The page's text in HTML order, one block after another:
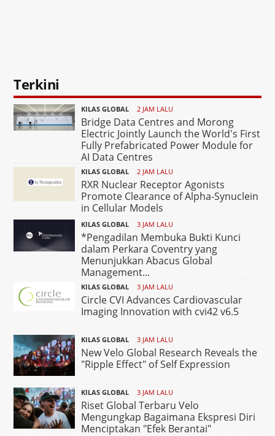
Terkini
KILAS GLOBAL 2 JAM LALU
Bridge Data Centres and Morong
Electric Jointly Launch the World's First
Fully Prefabricated Power Module for
AI Data Centres
KILAS GLOBAL 2 JAM LALU
RXR Nuclear Receptor Agonists
Promote Clearance of Alpha-Synuclein
in Cellular Models
KILAS GLOBAL 3 JAM LALU
*Pengadilan Membuka Bukti Kunci
dalam Perkara Coventry yang
Menunjukkan Abacus Global
Management...
KILAS GLOBAL 3 JAM LALU
Circle CVI Advances Cardiovascular
Imaging Innovation with cvi42 v6.5
KILAS GLOBAL 3 JAM LALU
New Velo Global Research Reveals the
"Ripple Effect" of Self Expression
KILAS GLOBAL 3 JAM LALU
Riset Global Terbaru Velo
Mengungkap Bagaimana Ekspresi Diri
Menciptakan "Efek Berantai"